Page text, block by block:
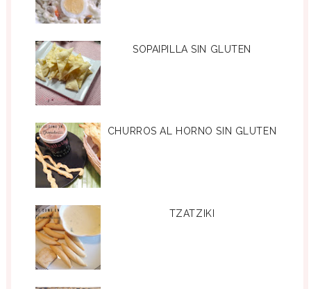
SOPAIPILLA SIN GLUTEN
CHURROS AL HORNO SIN GLUTEN
TZATZIKI